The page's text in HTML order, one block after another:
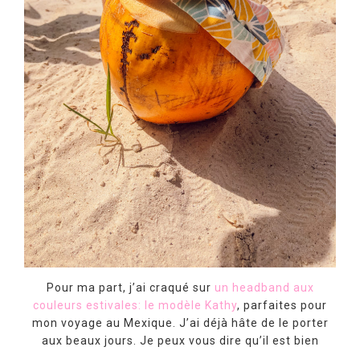
Pour ma part, j’ai craqué sur un headband aux
couleurs estivales: le modèle Kathy, parfaites pour
mon voyage au Mexique. J’ai déjà hâte de le porter
aux beaux jours. Je peux vous dire qu’il est bien